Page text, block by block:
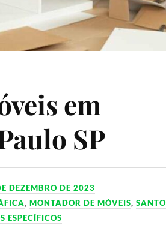
em
SP
DEZEMBRO DE 2023
,MONTADOR DE MÓVEIS,SANTO
ESPECÍFICOS